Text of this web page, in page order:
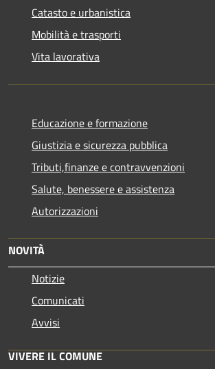
Catasto e urbanistica
Mobilità e trasporti
Vita lavorativa
Educazione e formazione
Giustizia e sicurezza pubblica
Tributi,finanze e contravvenzioni
Salute, benessere e assistenza
Autorizzazioni
NOVITÀ
Notizie
Comunicati
Avvisi
VIVERE IL COMUNE